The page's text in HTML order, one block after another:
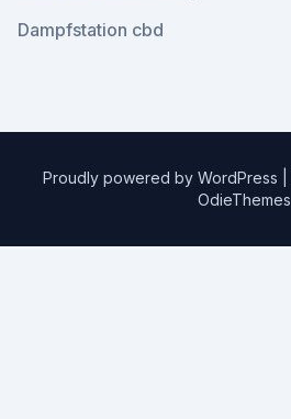
Dampfstation cbd
Proudly powered by WordPress
OdieThemes